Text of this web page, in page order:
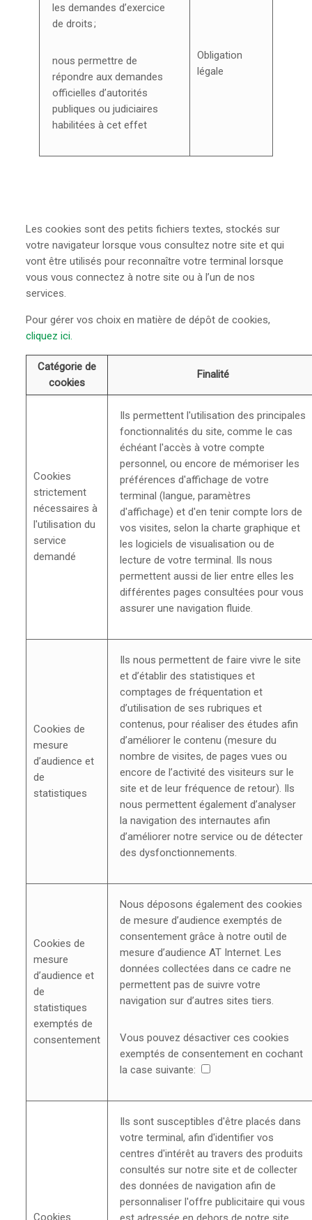
les demandes d’exercice
de droits ;
nous permettre de
répondre aux demandes
officielles d’autorités
publiques ou judiciaires
habilitées à cet effet
Obligation
légale
Les cookies sont des petits fichiers textes, stockés sur
votre navigateur lorsque vous consultez notre site et qui
vont être utilisés pour reconnaître votre terminal lorsque
vous vous connectez à notre site ou à l’un de nos
services.
Pour gérer vos choix en matière de dépôt de cookies,
cliquez ici.
Catégorie de
cookies
Finalité
Cookies
strictement
nécessaires à
l'utilisation du
service
demandé
Ils permettent l'utilisation des principales
fonctionnalités du site, comme le cas
échéant l'accès à votre compte
personnel, ou encore de mémoriser les
préférences d'affichage de votre
terminal (langue, paramètres
d'affichage) et d'en tenir compte lors de
vos visites, selon la charte graphique et
les logiciels de visualisation ou de
lecture de votre terminal. Ils nous
permettent aussi de lier entre elles les
différentes pages consultées pour vous
assurer une navigation fluide.
Cookies de
mesure
d’audience et
de
statistiques
Ils nous permettent de faire vivre le site
et d’établir des statistiques et
comptages de fréquentation et
d’utilisation de ses rubriques et
contenus, pour réaliser des études afin
d’améliorer le contenu (mesure du
nombre de visites, de pages vues ou
encore de l’activité des visiteurs sur le
site et de leur fréquence de retour). Ils
nous permettent également d’analyser
la navigation des internautes afin
d’améliorer notre service ou de détecter
des dysfonctionnements.
Cookies de
mesure
d’audience et
de
statistiques
exemptés de
consentement
Nous déposons également des cookies
de mesure d’audience exemptés de
consentement grâce à notre outil de
mesure d’audience AT Internet. Les
données collectées dans ce cadre ne
permettent pas de suivre votre
navigation sur d’autres sites tiers.
Vous pouvez désactiver ces cookies
exemptés de consentement en cochant
la case suivante:
Cookies
Ils sont susceptibles d'être placés dans
votre terminal, afin d'identifier vos
centres d'intérêt au travers des produits
consultés sur notre site et de collecter
des données de navigation afin de
personnaliser l'offre publicitaire qui vous